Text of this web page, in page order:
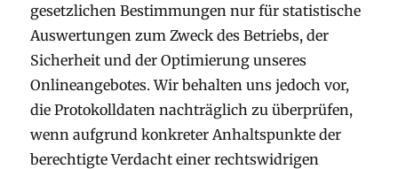
gesetzlichen Bestimmungen nur für statistische
Auswertungen zum Zweck des Betriebs, der
Sicherheit und der Optimierung unseres
Onlineangebotes. Wir behalten uns jedoch vor,
die Protokolldaten nachträglich zu überprüfen,
wenn aufgrund konkreter Anhaltspunkte der
berechtigte Verdacht einer rechtswidrigen